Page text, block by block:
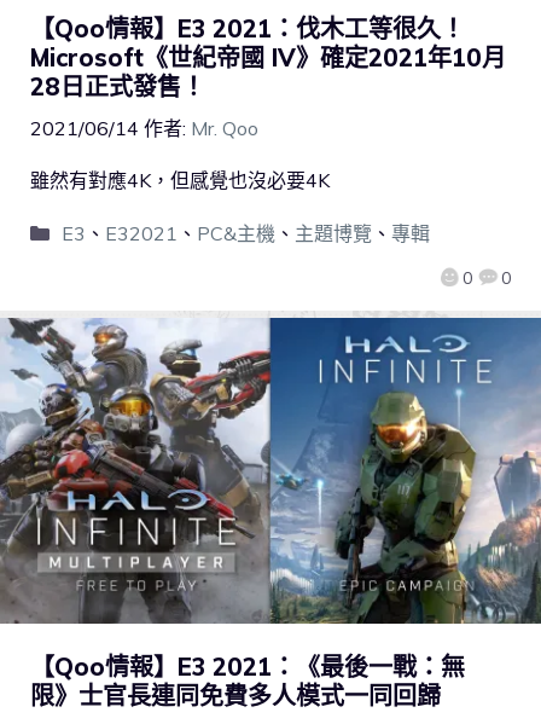
【Qoo情報】E3 2021：伐木工等很久！
Microsoft《世紀帝國 IV》確定2021年10月
28日正式發售！
2021/06/14 作者: Mr. Qoo
0 0
雖然有對應4K，但感覺也沒必要4K
E3 、 E32021 、 PC&主機、 主題博覽 、 專輯
【Qoo情報】E3 2021：《最後一戰：無
限》士官長連同免費多人模式一同回歸